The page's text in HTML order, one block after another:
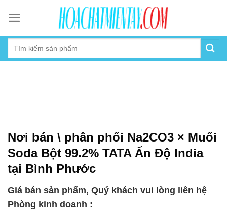
content
Nơi bán \ phân phối Na2CO3 × Muối
Soda Bột 99.2% TATA Ấn Độ India
tại Bình Phước
Giá bán sản phẩm, Quý khách vui lòng liên hệ
Phòng kinh doanh :